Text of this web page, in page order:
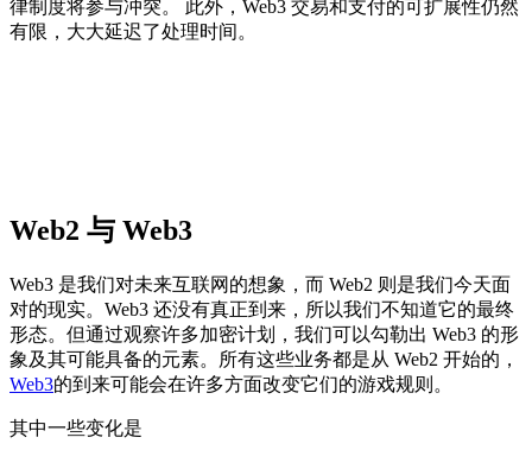
律制度将参与冲突。 此外，Web3 交易和支付的可扩展性仍然
有限，大大延迟了处理时间。
Web2 与 Web3
Web3 是我们对未来互联网的想象，而 Web2 则是我们今天面
对的现实。Web3 还没有真正到来，所以我们不知道它的最终
形态。但通过观察许多加密计划，我们可以勾勒出 Web3 的形
象及其可能具备的元素。所有这些业务都是从 Web2 开始的，
Web3的到来可能会在许多方面改变它们的游戏规则。
其中一些变化是